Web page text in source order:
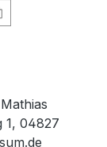
Mathias
1, 04827